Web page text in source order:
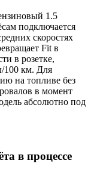
1.5
подключается
скоростях
Fit в
в розетке,
100 км. Для
на топливе без
в момент
абсолютно под
в процессе